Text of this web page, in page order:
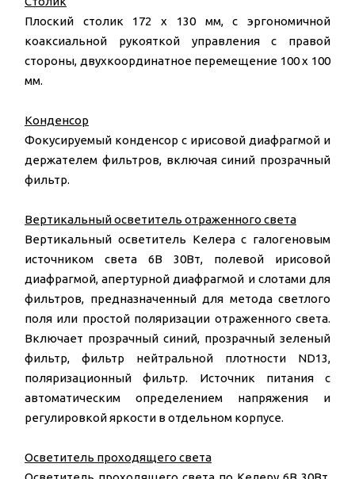
Плоский столик 172 x 130 мм, с эргономичной
коаксиальной рукояткой управления с правой
стороны, двухкоординатное перемещение 100 x 100
мм.
Конденсор
Фокусируемый конденсор с ирисовой диафрагмой и
держателем фильтров, включая синий прозрачный
фильтр.
Вертикальный осветитель отраженного света
Вертикальный осветитель Келера с галогеновым
источником света 6В 30Вт, полевой ирисовой
диафрагмой, апертурной диафрагмой и слотами для
фильтров, предназначенный для метода светлого
поля или простой поляризации отраженного света.
Включает прозрачный синий, прозрачный зеленый
фильтр, фильтр нейтральной плотности ND13,
поляризационный фильтр. Источник питания с
автоматическим определением напряжения и
регулировкой яркости в отдельном корпусе.
Осветитель проходящего света